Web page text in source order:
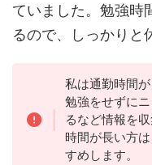
ていました。勉強時
るので、しっかりと
私は通勤時間
勉強をせずに
るなど情報を
時間が長い方
すめします。